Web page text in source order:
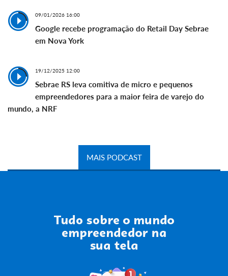
09/01/2026 16:00
Google recebe programação do Retail Day Sebrae
em Nova York
19/12/2025 12:00
Sebrae RS leva comitiva de micro e pequenos
empreendedores para a maior feira de varejo do
mundo, a NRF
MAIS PODCAST